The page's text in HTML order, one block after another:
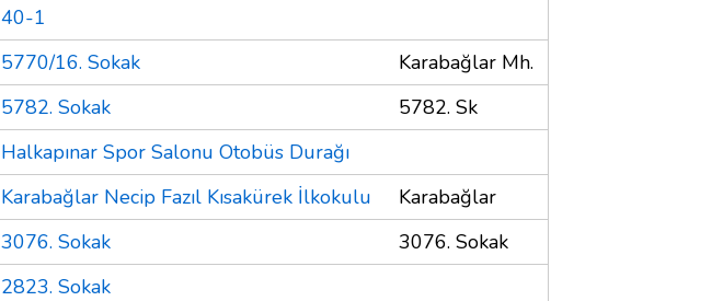
40-1
5770/16. Sokak
Karabağlar Mh.
5782. Sokak
5782. Sk
Halkapınar Spor Salonu Otobüs Durağı
Karabağlar Necip Fazıl Kısakürek İlkokulu
Karabağlar
3076. Sokak
3076. Sokak
2823. Sokak